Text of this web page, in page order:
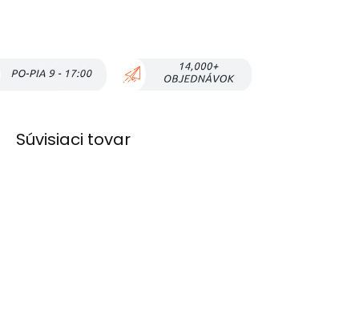
Súvisiaci tovar